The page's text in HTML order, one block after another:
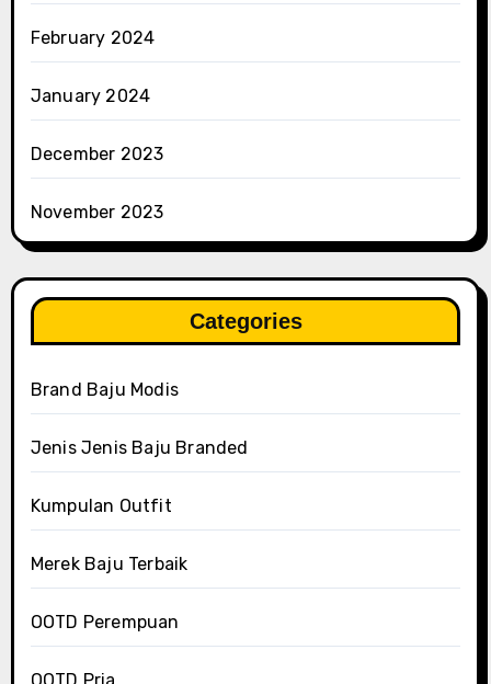
February 2024
January 2024
December 2023
November 2023
Categories
Brand Baju Modis
Jenis Jenis Baju Branded
Kumpulan Outfit
Merek Baju Terbaik
OOTD Perempuan
OOTD Pria